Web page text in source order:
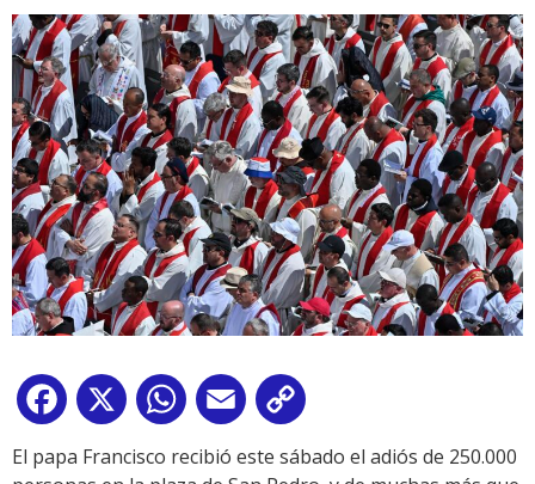
Facebook
X WhatsApp
Email
Link
El papa Francisco recibió este sábado el adiós de 250.000